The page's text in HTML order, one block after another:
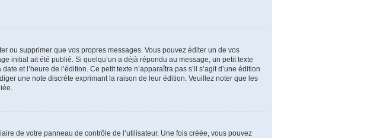
ou supprimer que vos propres messages. Vous pouvez éditer un de vos
initial ait été publié. Si quelqu’un a déjà répondu au message, un petit texte
et l’heure de l’édition. Ce petit texte n’apparaîtra pas s’il s’agit d’une édition
une note discrète exprimant la raison de leur édition. Veuillez noter que les
de votre panneau de contrôle de l’utilisateur. Une fois créée, vous pouvez